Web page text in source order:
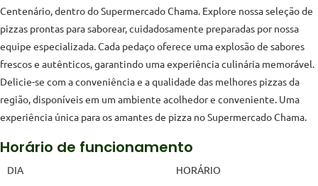
Centenário, dentro do Supermercado Chama. Explore nossa seleção de
pizzas prontas para saborear, cuidadosamente preparadas por nossa
equipe especializada. Cada pedaço oferece uma explosão de sabores
frescos e autênticos, garantindo uma experiência culinária memorável.
Delicie-se com a conveniência e a qualidade das melhores pizzas da
região, disponíveis em um ambiente acolhedor e conveniente. Uma
experiência única para os amantes de pizza no Supermercado Chama.
Horário de funcionamento
DIA HORÁRIO